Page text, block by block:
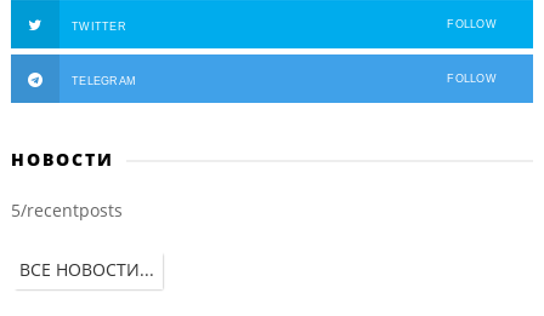
TWITTER FOLLOW
TELEGRAM FOLLOW
НОВОСТИ
5/recentposts
ВСЕ НОВОСТИ...